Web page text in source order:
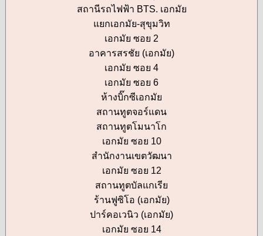
สถานีรถไฟฟ้า BTS. เอกมัย
แยกเอกมัย-สุขุมวิท
เอกมัย ซอย 2
อาคารสรชัย (เอกมัย)
เอกมัย ซอย 4
เอกมัย ซอย 6
ห้างบิ๊กซีเอกมัย
สถานทูตจอร์แดน
สถานทูตโมนาโก
เอกมัย ซอย 10
สำนักงานเขตวัฒนา
เอกมัย ซอย 12
สถานทูตบัลแกเรีย
ร้านฟูซิโอ (เอกมัย)
ปาร์คอเวนิว (เอกมัย)
เอกมัย ซอย 14